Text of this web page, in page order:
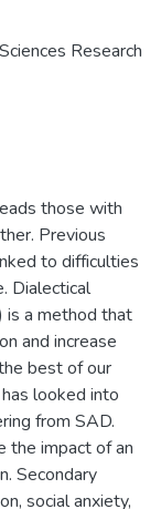
Research
those with
Previous
to difficulties
Dialectical
is a method that
and increase
best of our
looked into
from SAD.
the impact of an
Secondary
social anxiety,